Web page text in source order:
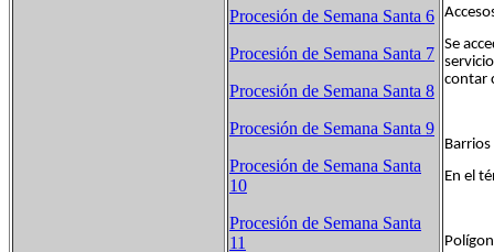
Procesión de Semana Santa 6
Procesión de Semana Santa 7
Procesión de Semana Santa 8
Procesión de Semana Santa 9
Procesión de Semana Santa
10
Procesión de Semana Santa
11
Se
contar
En el